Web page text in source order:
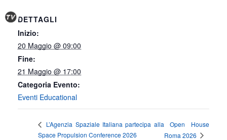
DETTAGLI
Inizio:
20 Maggio @ 09:00
Fine:
21 Maggio @ 17:00
Categoria Evento:
Eventi Educational
L’Agenzia Spaziale Italiana partecipa alla
Space Propulsion Conference 2026
Open House
Roma 2026